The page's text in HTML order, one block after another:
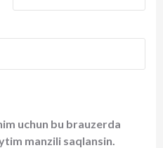
uchun bu brauzerda
manzili saqlansin.